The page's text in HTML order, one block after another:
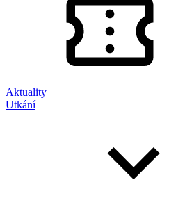
Aktuality
Utkání